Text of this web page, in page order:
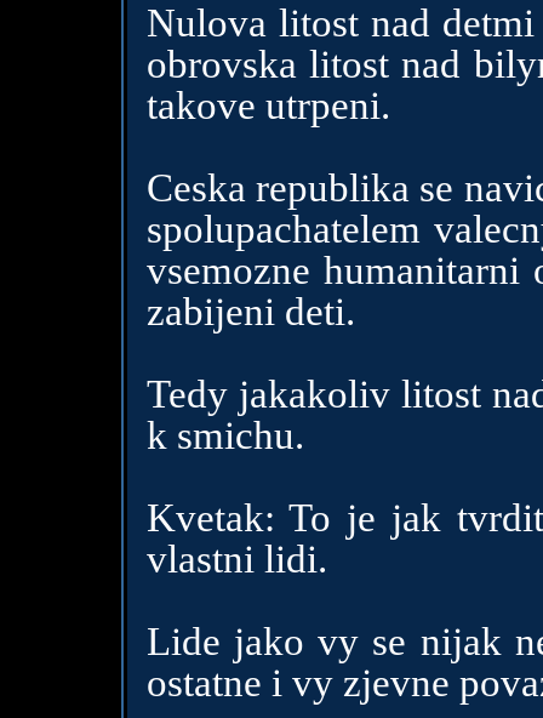
Nulova litost nad
obrovska litost nad
takove utrpeni.
Ceska republika se
spolupachatelem
vsemozne humanitarni
zabijeni deti.
Tedy jakakoliv litost
k smichu.
Kvetak: To je jak
vlastni lidi.
Lide jako vy se nijak
ostatne i vy zjevne